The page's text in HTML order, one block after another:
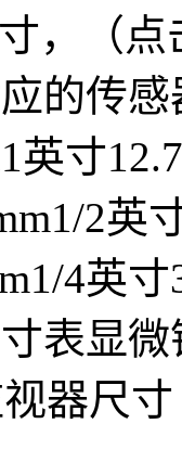
，（
的传
寸
2英
4英
表显
器尺